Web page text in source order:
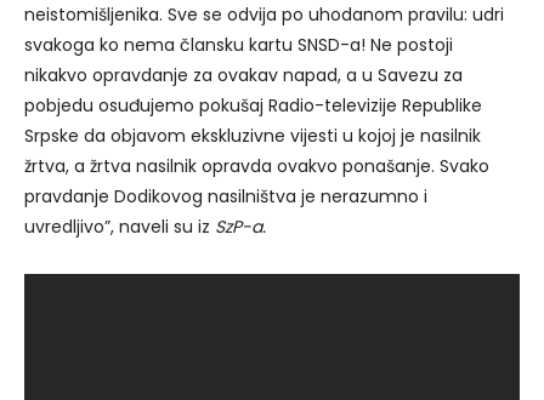
neistomišljenika. Sve se odvija po uhodanom pravilu: udri
svakoga ko nema člansku kartu SNSD-a! Ne postoji
nikakvo opravdanje za ovakav napad, a u Savezu za
pobjedu osuđujemo pokušaj Radio-televizije Republike
Srpske da objavom ekskluzivne vijesti u kojoj je nasilnik
žrtva, a žrtva nasilnik opravda ovakvo ponašanje. Svako
pravdanje Dodikovog nasilništva je nerazumno i
uvredljivo”, naveli su iz SzP-a.